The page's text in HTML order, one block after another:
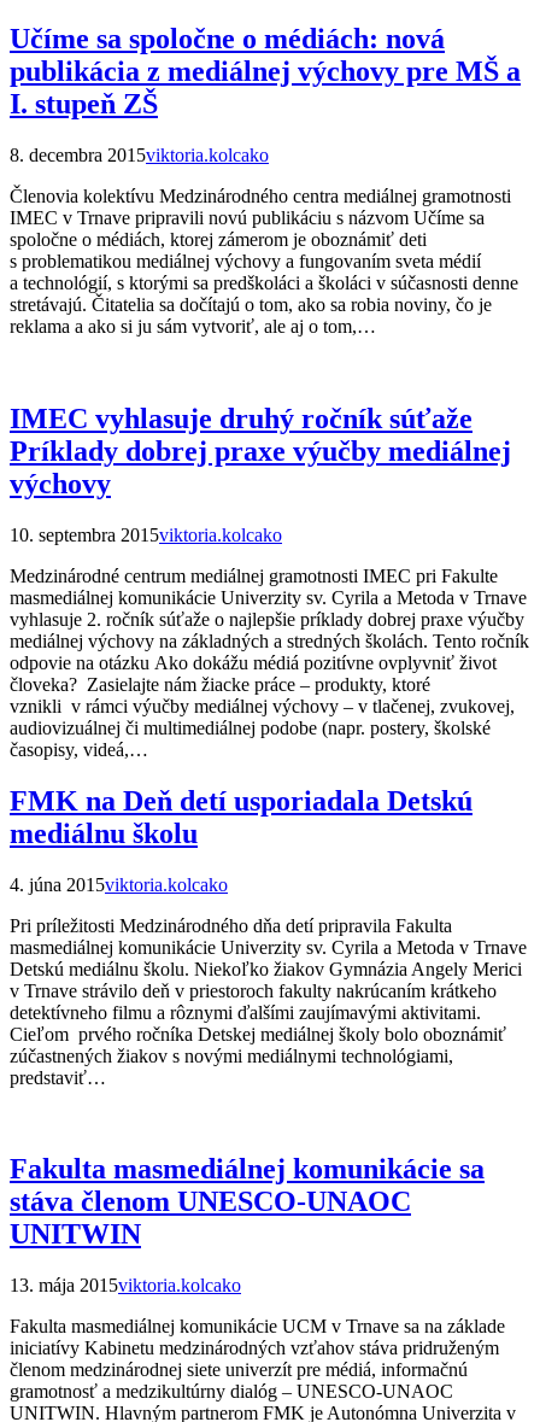
Učíme sa spoločne o médiách: nová
publikácia z mediálnej výchovy pre MŠ a
I. stupeň ZŠ
8. decembra 2015viktoria.kolcako
Členovia kolektívu Medzinárodného centra mediálnej gramotnosti
IMEC v Trnave pripravili novú publikáciu s názvom Učíme sa
spoločne o médiách, ktorej zámerom je oboznámiť deti
s problematikou mediálnej výchovy a fungovaním sveta médií
a technológií, s ktorými sa predškoláci a školáci v súčasnosti denne
stretávajú. Čitatelia sa dočítajú o tom, ako sa robia noviny, čo je
reklama a ako si ju sám vytvoriť, ale aj o tom,…
IMEC vyhlasuje druhý ročník súťaže
Príklady dobrej praxe výučby mediálnej
výchovy
10. septembra 2015viktoria.kolcako
Medzinárodné centrum mediálnej gramotnosti IMEC pri Fakulte
masmediálnej komunikácie Univerzity sv. Cyrila a Metoda v Trnave
vyhlasuje 2. ročník súťaže o najlepšie príklady dobrej praxe výučby
mediálnej výchovy na základných a stredných školách. Tento ročník
odpovie na otázku Ako dokážu médiá pozitívne ovplyvniť život
človeka? Zasielajte nám žiacke práce – produkty, ktoré
vznikli v rámci výučby mediálnej výchovy – v tlačenej, zvukovej,
audiovizuálnej či multimediálnej podobe (napr. postery, školské
časopisy, videá,…
FMK na Deň detí usporiadala Detskú
mediálnu školu
4. júna 2015viktoria.kolcako
Pri príležitosti Medzinárodného dňa detí pripravila Fakulta
masmediálnej komunikácie Univerzity sv. Cyrila a Metoda v Trnave
Detskú mediálnu školu. Niekoľko žiakov Gymnázia Angely Merici
v Trnave strávilo deň v priestoroch fakulty nakrúcaním krátkeho
detektívneho filmu a rôznymi ďalšími zaujímavými aktivitami.
Cieľom prvého ročníka Detskej mediálnej školy bolo oboznámiť
zúčastnených žiakov s novými mediálnymi technológiami,
predstaviť…
Fakulta masmediálnej komunikácie sa
stáva členom UNESCO-UNAOC
UNITWIN
13. mája 2015viktoria.kolcako
Fakulta masmediálnej komunikácie UCM v Trnave sa na základe
iniciatívy Kabinetu medzinárodných vzťahov stáva pridruženým
členom medzinárodnej siete univerzít pre médiá, informačnú
gramotnosť a medzikultúrny dialóg – UNESCO-UNAOC
UNITWIN. Hlavným partnerom FMK je Autonómna Univerzita v